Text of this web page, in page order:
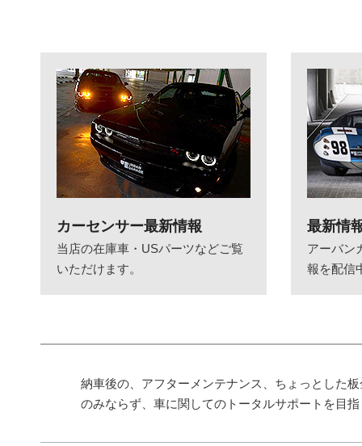
カーセンサー最新情報
当店の在庫車・USパーツなどご覧
いただけます。
最新情
アーバン
報を配信
納車後の、アフターメンテナンス、ちょっとした
のみならず、車に関してのトータルサポートを目